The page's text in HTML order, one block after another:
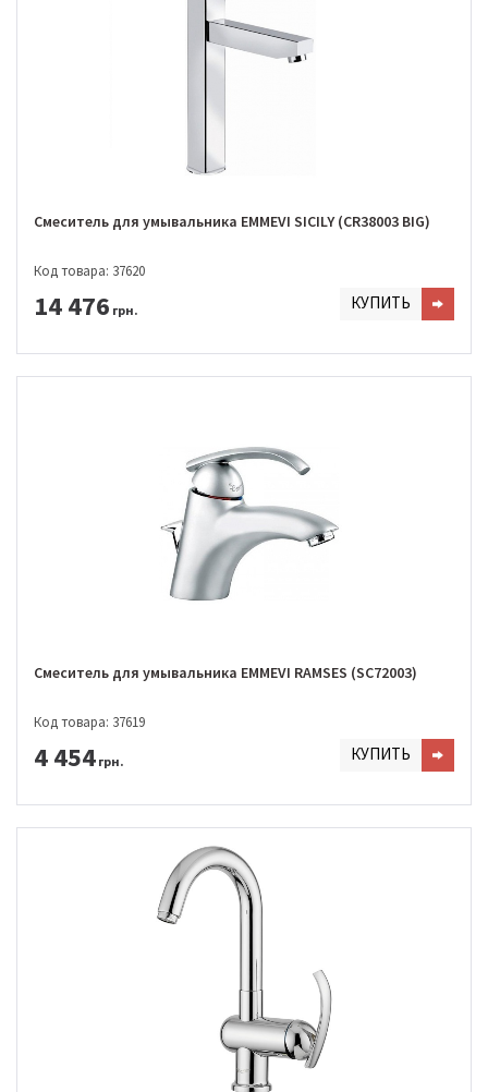
Смеситель для умывальника EMMEVI SICILY (CR38003 BIG)
Код товара: 37620
14 476 грн. КУПИТЬ
Смеситель для умывальника EMMEVI RAMSES (SC72003)
Код товара: 37619
4 454 грн. КУПИТЬ